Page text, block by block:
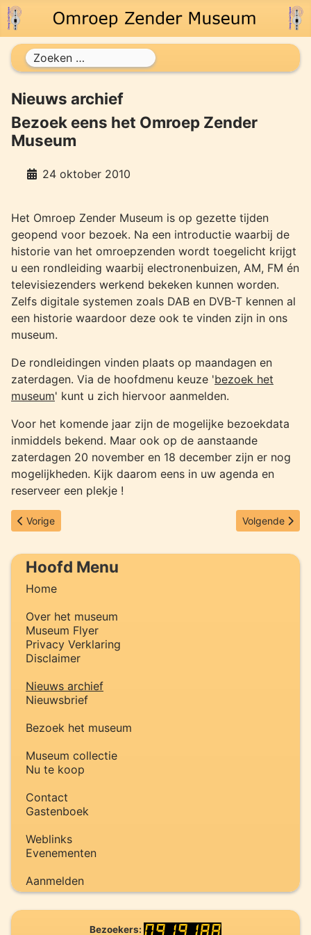
Zoeken
Hoofd Menu
Home
Over het museum
Museum Flyer
Privacy Verklaring
Disclaimer
Nieuws archief
Nieuwsbrief
Bezoek het museum
Museum collectie
Nu te koop
Contact
Gastenboek
Weblinks
Evenementen
Aanmelden
Nieuws archief
Bezoek eens het Omroep Zender
Museum
24 oktober 2010
Het Omroep Zender Museum is op gezette tijden
geopend voor bezoek. Na een introductie waarbij de
historie van het omroepzenden wordt toegelicht krijgt
u een rondleiding waarbij electronenbuizen, AM, FM én
televisiezenders werkend bekeken kunnen worden.
Zelfs digitale systemen zoals DAB en DVB-T kennen al
een historie waardoor deze ook te vinden zijn in ons
museum.
De rondleidingen vinden plaats op maandagen en
zaterdagen. Via de hoofdmenu keuze 'bezoek het
museum' kunt u zich hiervoor aanmelden.
Voor het komende jaar zijn de mogelijke bezoekdata
inmiddels bekend. Maar ook op de aanstaande
zaterdagen 20 november en 18 december zijn er nog
mogelijkheden. Kijk daarom eens in uw agenda en
reserveer een plekje !
Vorig artikel: Omroep Zender Museum website vernieuwd
Vorige Volgende
Volgende
Bezoekers: